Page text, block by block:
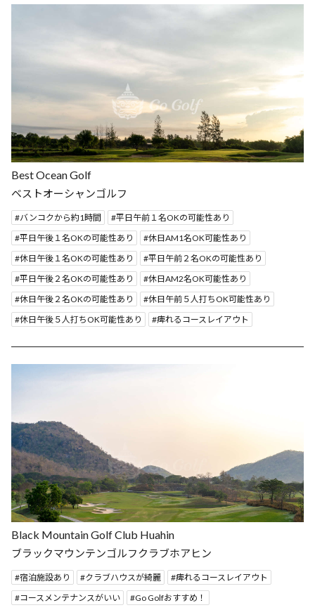
Best Ocean Golf
ベストオーシャンゴルフ
バンコクから約1時間
平日午前１名OKの可能性あり
平日午後１名OKの可能性あり
休日AM1名OK可能性あり
休日午後１名OKの可能性あり
平日午前２名OKの可能性あり
平日午後２名OKの可能性あり
休日AM2名OK可能性あり
休日午後２名OKの可能性あり
休日午前５人打ちOK可能性あり
休日午後５人打ちOK可能性あり
痺れるコースレイアウト
Black Mountain Golf Club Huahin
ブラックマウンテンゴルフクラブホアヒン
宿泊施設あり クラブハウスが綺麗
痺れるコースレイアウト
コースメンテナンスがいい
Go Golfおすすめ！